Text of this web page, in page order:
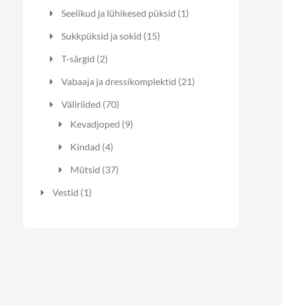
toodet
Seelikud ja lühikesed püksid 11
Sukkpüksid ja sokid 1515
T-särgid 22
Vabaaja ja dressikomplektid 2121
Väliriided 7070
toodet
Kevadjoped 99
Kindad 44
Mütsid 3737
Vestid 11